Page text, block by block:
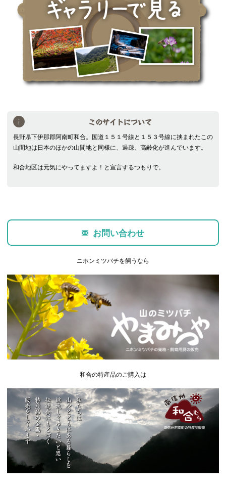
このサイトについて
長野県下伊那郡阿南町和合。国道１５１号線と１５３号線に挟まれたこの
山間地は日本のほかの山間地と同様に、過疎、高齢化が進んでいます。
和合地区は元気にやってますよ！と宣言するつもりで。
お問い合わせ
ニホンミツバチを飼うなら
和合の特産品のご購入は